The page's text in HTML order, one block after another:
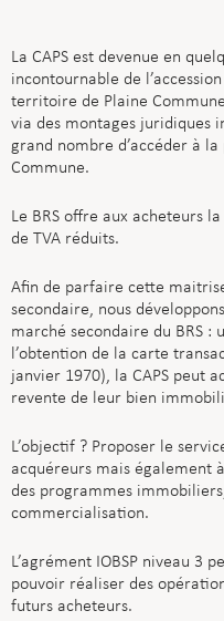
La CAPS est devenue en
incontournable de
territoire de Plaine
via des montages juridiques
grand nombre d’accéder à la
Commune.
Le BRS offre aux acheteurs
de TVA réduits.
Afin de parfaire cette
secondaire, nous
marché secondaire du BRS :
l’obtention de la carte
janvier 1970), la CAPS peut
revente de leur bien
L’objectif ? Proposer le
acquéreurs mais également
des programmes
commercialisation.
L’agrément IOBSP niveau 3
pouvoir réaliser des
futurs acheteurs.